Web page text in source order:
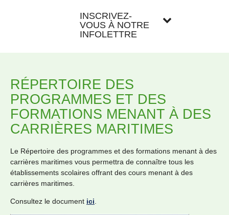
INSCRIVEZ-
VOUS À NOTRE
INFOLETTRE
RÉPERTOIRE DES
PROGRAMMES ET DES
FORMATIONS MENANT À DES
CARRIÈRES MARITIMES
Le Répertoire des programmes et des formations menant à des
carrières maritimes vous permettra de connaître tous les
établissements scolaires offrant des cours menant à des
carrières maritimes.
Consultez le document ici